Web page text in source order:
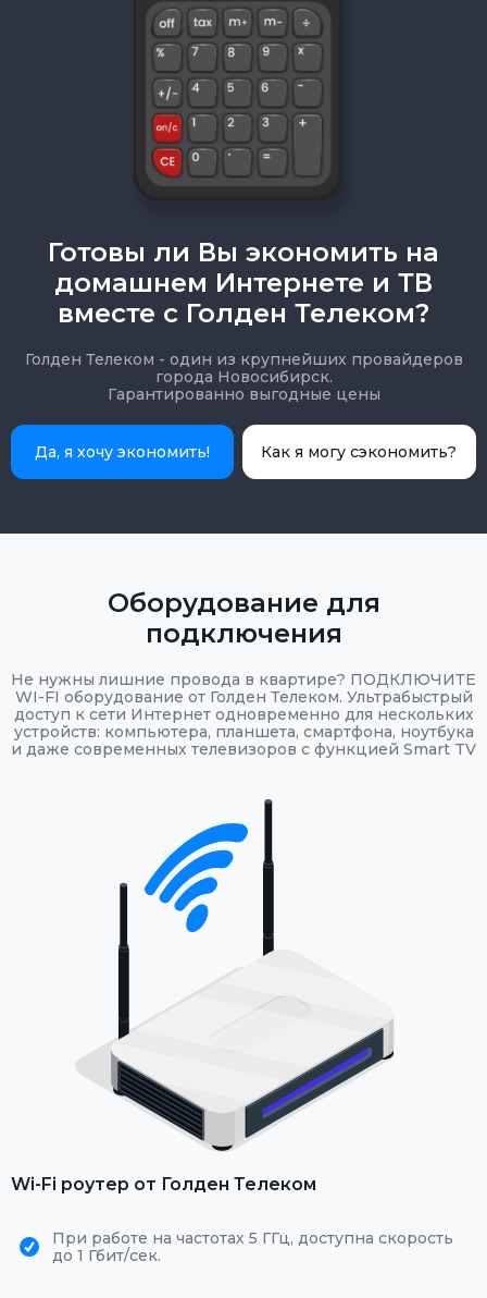
Готовы ли Вы экономить на
домашнем Интернете и ТВ
вместе с Голден Телеком?
Голден Телеком - один из крупнейших провайдеров
города Новосибирск.
Гарантированно выгодные цены
Да, я хочу экономить! Как я могу сэкономить?
Оборудование для
подключения
Не нужны лишние провода в квартире? ПОДКЛЮЧИТЕ
WI-FI оборудование от Голден Телеком. Ультрабыстрый
доступ к сети Интернет одновременно для нескольких
устройств: компьютера, планшета, смартфона, ноутбука
и даже современных телевизоров с функцией Smart TV
Wi-Fi роутер от Голден Телеком
При работе на частотах 5 ГГц, доступна скорость
до 1 Гбит/сек.